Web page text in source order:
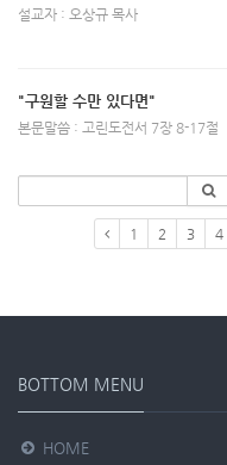
설교자 : 오상규 목사
"구원할 수만 있다면"
본문말씀 : 고린도전서 7장 8-17절
1 2 3 4
BOTTOM MENU
HOME